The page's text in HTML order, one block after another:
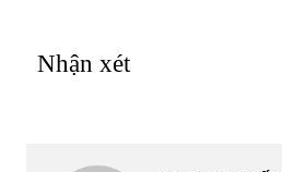
Nhận xét